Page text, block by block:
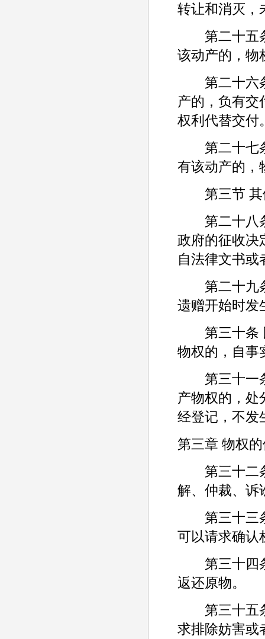
转让和消灭，
第二十五条
该动产的，物
第二十六条
产的，负有交
权利代替交付
第二十七条
有该动产的，
第三节 其
第二十八条
政府的征收决
自法律文书或
第二十九条
遗赠开始时发
第三十条
物权的，自事
第三十一条
产物权的，处
经登记，不发
第三章 物权
第三十二条
解、仲裁、诉
第三十三条
可以请求确认
第三十四条
返还原物。
第三十五条
求排除妨害或